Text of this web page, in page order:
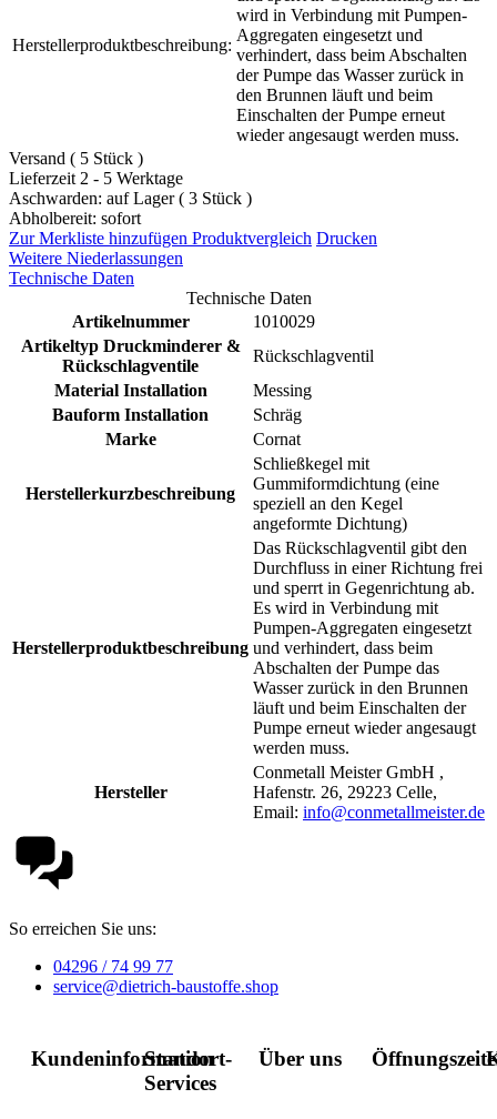
Herstellerproduktbeschreibung:
wird in Verbindung mit Pumpen-
Aggregaten eingesetzt und
verhindert, dass beim Abschalten
der Pumpe das Wasser zurück in
den Brunnen läuft und beim
Einschalten der Pumpe erneut
wieder angesaugt werden muss.
Versand ( 5 Stück )
Lieferzeit 2 - 5 Werktage
Aschwarden: auf Lager ( 3 Stück )
Abholbereit: sofort
Zur Merkliste hinzufügen Produktvergleich Drucken
Weitere Niederlassungen
Technische Daten
Technische Daten
Artikelnummer
1010029
Artikeltyp Druckminderer &
Rückschlagventile
Rückschlagventil
Material Installation
Messing
Bauform Installation
Schräg
Marke
Cornat
Herstellerkurzbeschreibung
Schließkegel mit
Gummiformdichtung (eine
speziell an den Kegel
angeformte Dichtung)
Herstellerproduktbeschreibung
Das Rückschlagventil gibt den
Durchfluss in einer Richtung frei
und sperrt in Gegenrichtung ab.
Es wird in Verbindung mit
Pumpen-Aggregaten eingesetzt
und verhindert, dass beim
Abschalten der Pumpe das
Wasser zurück in den Brunnen
läuft und beim Einschalten der
Pumpe erneut wieder angesaugt
werden muss.
Hersteller
Conmetall Meister GmbH ,
Hafenstr. 26, 29223 Celle,
Email: info@conmetallmeister.de
So erreichen Sie uns:
04296 / 74 99 77
service@dietrich-baustoffe.shop
Kundeninformation
Standort-
Services
Über uns